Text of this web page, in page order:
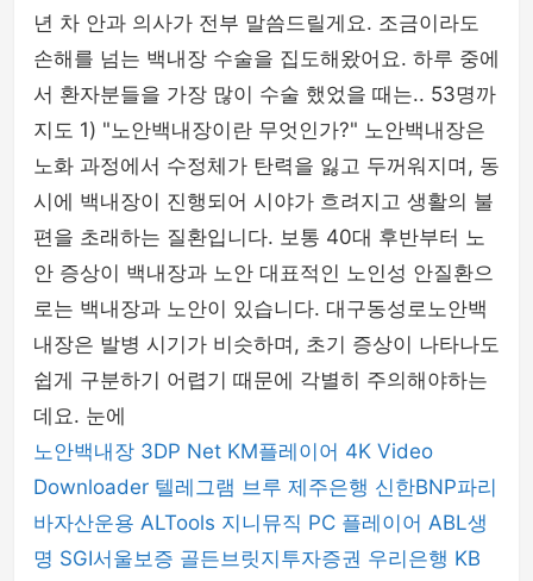
년 차 안과 의사가 전부 말씀드릴게요. 조금이라도
손해를 넘는 백내장 수술을 집도해왔어요. 하루 중에
서 환자분들을 가장 많이 수술 했었을 때는.. 53명까
지도 1) "노안백내장이란 무엇인가?" 노안백내장은
노화 과정에서 수정체가 탄력을 잃고 두꺼워지며, 동
시에 백내장이 진행되어 시야가 흐려지고 생활의 불
편을 초래하는 질환입니다. 보통 40대 후반부터 노
안 증상이 백내장과 노안 대표적인 노인성 안질환으
로는 백내장과 노안이 있습니다. 대구동성로노안백
내장은 발병 시기가 비슷하며, 초기 증상이 나타나도
쉽게 구분하기 어렵기 때문에 각별히 주의해야하는
데요. 눈에
노안백내장 3DP Net KM플레이어 4K Video
Downloader 텔레그램 브루 제주은행 신한BNP파리
바자산운용 ALTools 지니뮤직 PC 플레이어 ABL생
명 SGI서울보증 골든브릿지투자증권 우리은행 KB